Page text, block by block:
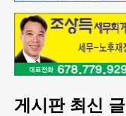
게시판 최신 글